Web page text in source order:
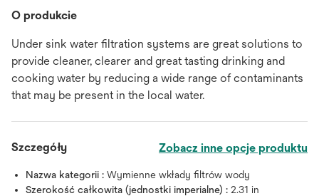
O produkcie
Under sink water filtration systems are great solutions to
provide cleaner, clearer and great tasting drinking and
cooking water by reducing a wide range of contaminants
that may be present in the local water.
Szczegóły Zobacz inne opcje produktu
Nazwa kategorii : Wymienne wkłady filtrów wody
Szerokość całkowita (jednostki imperialne) : 2.31 in